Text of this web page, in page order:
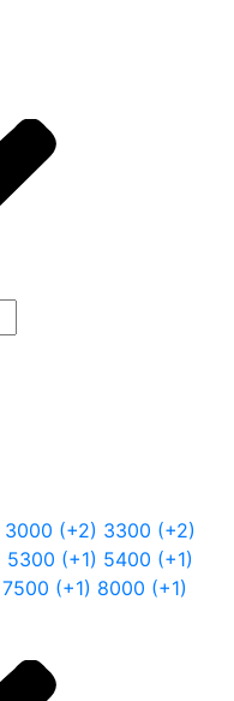
3000 (+2) 3300 (+2)
5300 (+1) 5400 (+1)
7500 (+1) 8000 (+1)